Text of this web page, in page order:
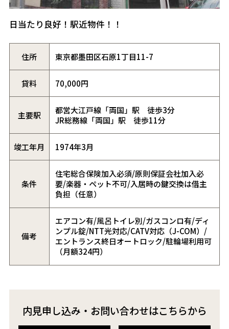
日当たり良好！駅近物件！！
住所 東京都墨田区石原1丁目11-7
貸料 70,000円
主要駅
都営大江戸線「両国」駅 徒歩3分
JR総務線「両国」駅 徒歩11分
竣工年月 1974年3月
条件
住宅総合保険加入必須/原則保証会社加入必
要/楽器・ペット不可/入居時の鍵交換は借主
負担（任意）
備考
エアコン有/風呂トイレ別/ガスコンロ有/ディ
ンプル錠/NTT光対応/CATV対応（J-COM）/
エントランス終日オートロック/駐輪場利用可
（月額324円）
内見申し込み・お問い合わせはこちらから